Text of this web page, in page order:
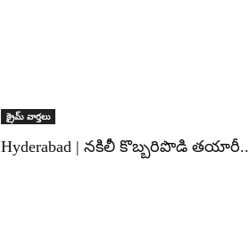
క్రైమ్ వార్తలు
Hyderabad | నకిలీ కొబ్బరిపొడి తయారీ..